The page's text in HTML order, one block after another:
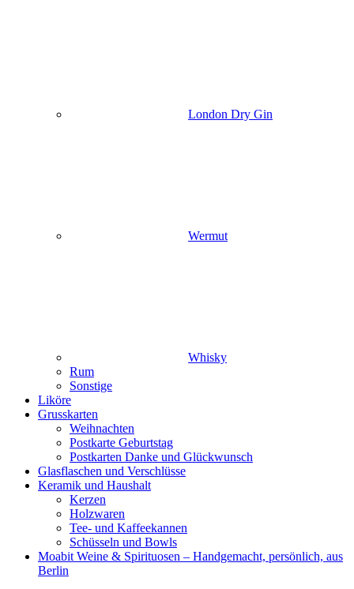
London Dry Gin
Wermut
Whisky
Rum
Sonstige
Liköre
Grusskarten
Weihnachten
Postkarte Geburtstag
Postkarten Danke und Glückwunsch
Glasflaschen und Verschlüsse
Keramik und Haushalt
Kerzen
Holzwaren
Tee- und Kaffeekannen
Schüsseln und Bowls
Moabit Weine & Spirituosen – Handgemacht, persönlich, aus
Berlin